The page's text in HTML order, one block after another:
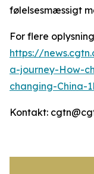
følelsesmæssigt
For flere
https://
a-journey-How-
changing-China-
Kontakt: